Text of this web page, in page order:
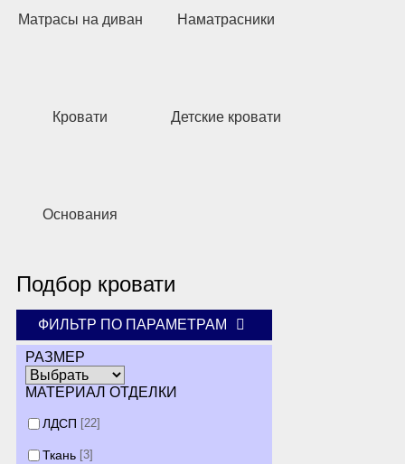
Матрасы на диван Наматрасники
Кровати Детские кровати
Основания
Подбор кровати
ФИЛЬТР ПО ПАРАМЕТРАМ
РАЗМЕР
МАТЕРИАЛ ОТДЕЛКИ
ЛДСП [22]
Ткань [3]